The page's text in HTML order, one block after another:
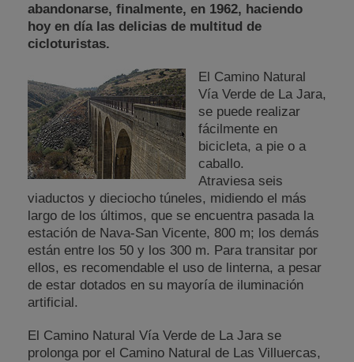
abandonarse, finalmente, en 1962, haciendo
hoy en día las delicias de multitud de
cicloturistas.
El Camino Natural
Vía Verde de La Jara,
se puede realizar
fácilmente en
bicicleta, a pie o a
caballo.
Atraviesa seis
viaductos y dieciocho túneles, midiendo el más
largo de los últimos, que se encuentra pasada la
estación de Nava-San Vicente, 800 m; los demás
están entre los 50 y los 300 m. Para transitar por
ellos, es recomendable el uso de linterna, a pesar
de estar dotados en su mayoría de iluminación
artificial.
El Camino Natural Vía Verde de La Jara se
prolonga por el Camino Natural de Las Villuercas,